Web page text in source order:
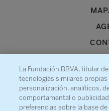
Recibe información
La Fundación BBVA, titular
tecnologías similares
personalización, analíticos,
comportamental o
preferencias sobre la base